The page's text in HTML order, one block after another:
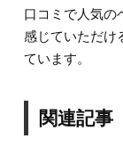
口コミで人気の
感じていただけ
ています。
関連記事